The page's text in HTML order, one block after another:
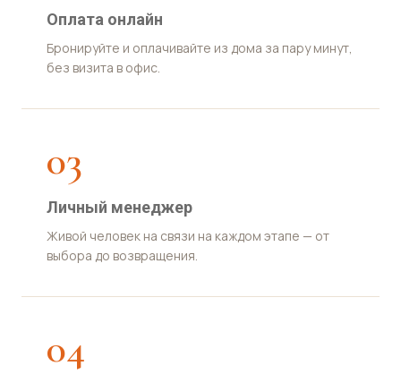
Оплата онлайн
Бронируйте и оплачивайте из дома за пару минут,
без визита в офис.
03
Личный менеджер
Живой человек на связи на каждом этапе — от
выбора до возвращения.
04